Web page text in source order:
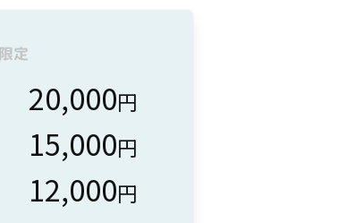
定
20,000円
15,000円
12,000円